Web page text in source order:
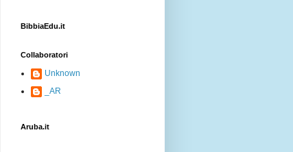
BibbiaEdu.it
Collaboratori
Unknown
_AR
Aruba.it